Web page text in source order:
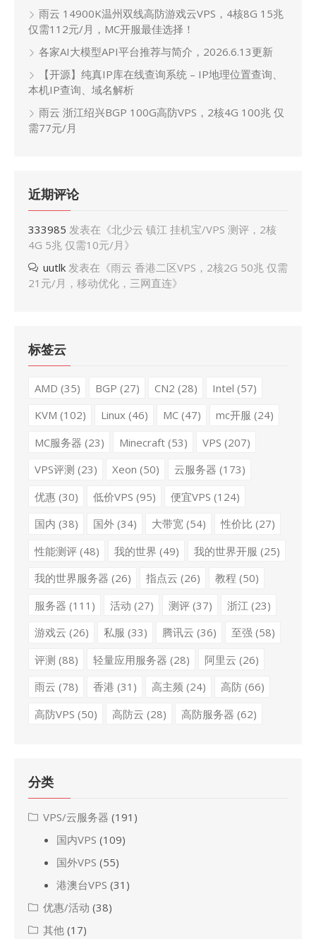
雨云 14900K温州双线高防游戏云VPS，4核8G 15兆
仅需112元/月，MC开服最佳选择！
各家AI大模型API平台推荐与简介，2026.6.13更新
【开源】纯真IP库在线查询系统 – IP地理位置查询、
本机IP查询、域名解析
雨云 浙江绍兴BGP 100G高防VPS，2核4G 100兆 仅
需77元/月
近期评论
333985 发表在《北少云 镇江 挂机宝/VPS 测评，2核
4G 5兆 仅需10元/月 》
uutlk 发表在《雨云 香港二区VPS，2核2G 50兆 仅需
21元/月，移动优化，三网直连》
标签云
AMD (35) BGP (27) CN2 (28) Intel (57)
KVM (102) Linux(46) MC(47) mc开服 (24)
MC服务器 (23) Minecraft(53) VPS (207)
VPS评测 (23) Xeon (50) 云服务器 (173)
优惠(30) 低价VPS (95) 便宜VPS (124)
国内 (38) 国外(34) 大带宽(54) 性价比 (27)
性能测评(48) 我的世界 (49) 我的世界开服 (25)
我的世界服务器 (26) 指点云 (26) 教程 (50)
服务器 (111) 活动 (27) 测评(37) 浙江 (23)
游戏云 (26) 私服 (33) 腾讯云 (36) 至强 (58)
评测 (88) 轻量应用服务器 (28) 阿里云 (26)
雨云 (78) 香港 (31) 高主频 (24) 高防(66)
高防VPS (50) 高防云 (28) 高防服务器 (62)
分类
VPS/云服务器 (191)
国内VPS (109)
国外VPS (55)
港澳台VPS (31)
优惠/活动 (38)
其他 (17)